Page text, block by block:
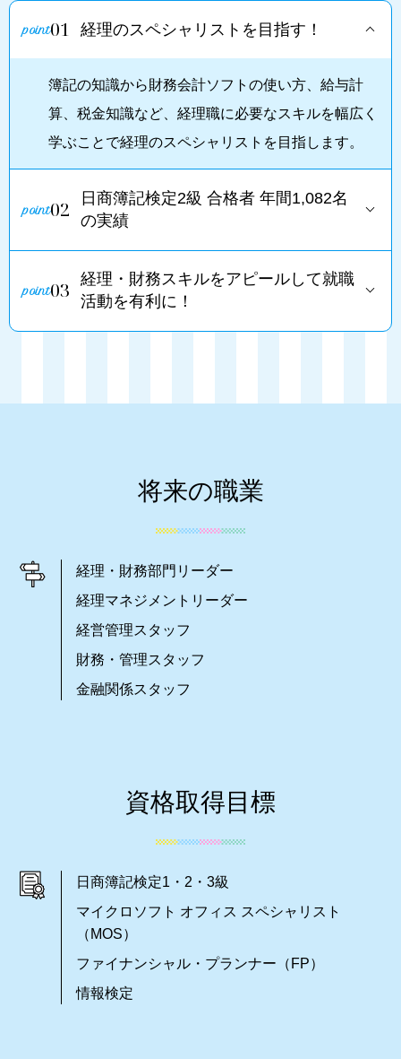
01 経理のスペシャリストを目指す！
簿記の知識から財務会計ソフトの使い方、給与計
算、税金知識など、経理職に必要なスキルを幅広く
学ぶことで経理のスペシャリストを目指します。
02
日商簿記検定2級 合格者 年間1,082名
の実績
03
経理・財務スキルをアピールして就職
活動を有利に！
将来の職業
経理・財務部門リーダー
経理マネジメントリーダー
経営管理スタッフ
財務・管理スタッフ
金融関係スタッフ
資格取得目標
日商簿記検定1・2・3級
マイクロソフト オフィス スペシャリスト
（MOS）
ファイナンシャル・プランナー（FP）
情報検定